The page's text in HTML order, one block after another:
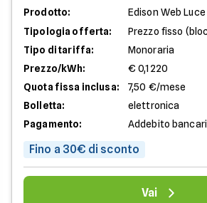
Prodotto:
Edison Web Luce
Tipologia offerta:
Prezzo fisso
Tipo di tariffa:
Monoraria
Prezzo/kWh:
€ 0,1220
Quota fissa inclusa:
7,50 €/mese
Bolletta:
elettronica
Pagamento:
Addebito
Fino a 30€ di sconto
Vai